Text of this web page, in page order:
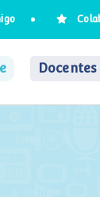
Docentes